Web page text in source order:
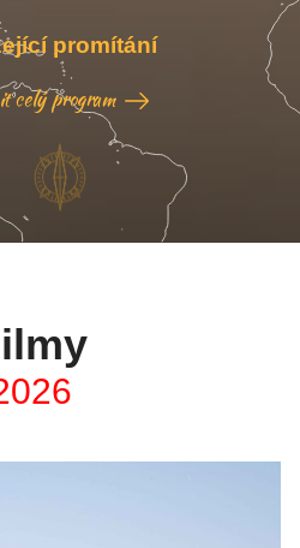
promítání
celý program